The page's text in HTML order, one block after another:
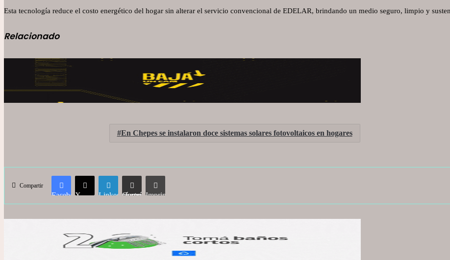
Esta tecnología reduce el costo energético del hogar sin alterar el servicio convencional de EDELAR, brindando un medio seguro, limpio y
Relacionado
En Chepes se instalaron doce sistemas solares fotovoltaicos en hogares
Compartir
Facebook
X LinkedInCompartir vía correo electrónicoImprimir